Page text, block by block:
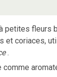
petites fleurs
coriaces,
.